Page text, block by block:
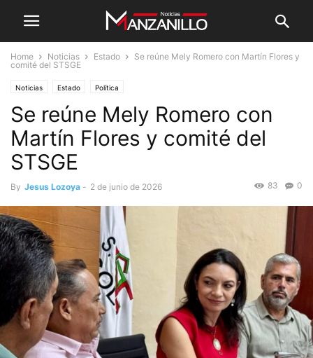
Home Noticias Estado
Se reúne Mely Romero con Martín Flores y
comité del STSGE
Noticias Estado Política
Se reúne Mely Romero con
Martín Flores y comité del
STSGE
By Jesus Lozoya - 2 de junio de 2026 0
83